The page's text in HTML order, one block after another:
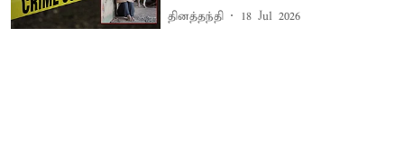
தினத்தந்தி 18 Jul 2026